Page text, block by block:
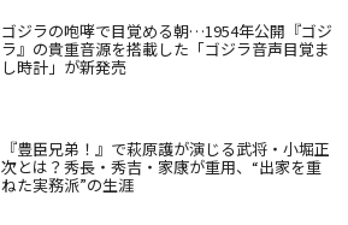
ゴジラの咆哮で目覚める朝…1954年公開『ゴジ
ラ』の貴重音源を搭載した「ゴジラ音声目覚ま
し時計」が新発売
『豊臣兄弟！』で萩原護が演じる武将・小堀正
次とは？秀長・秀吉・家康が重用、“出家を重
ねた実務派”の生涯